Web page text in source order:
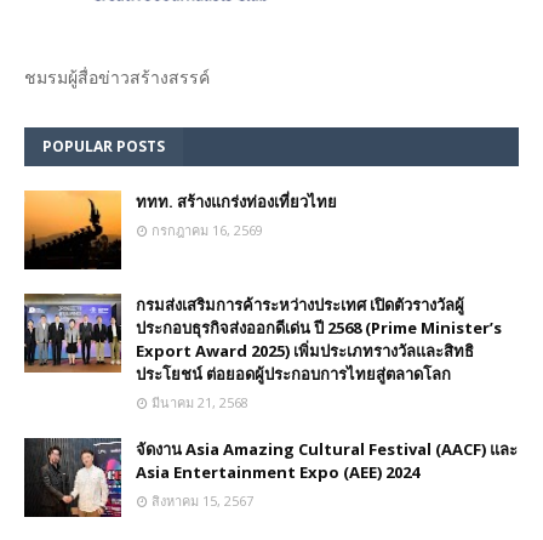
ชมรม​ผู้สื่อข่าวสร้างสรรค์​
POPULAR POSTS
ททท. สร้างแกร่งท่องเที่ยวไทย
กรกฎาคม 16, 2569
กรมส่งเสริมการค้าระหว่างประเทศ เปิดตัวรางวัลผู้
ประกอบธุรกิจส่งออกดีเด่น ปี 2568 (Prime Minister’s
Export Award 2025) เพิ่มประเภทรางวัลและสิทธิ
ประโยชน์ ต่อยอดผู้ประกอบการไทยสู่ตลาดโลก
มีนาคม 21, 2568
จัดงาน Asia Amazing Cultural Festival (AACF) และ
Asia Entertainment Expo (AEE) 2024
สิงหาคม 15, 2567